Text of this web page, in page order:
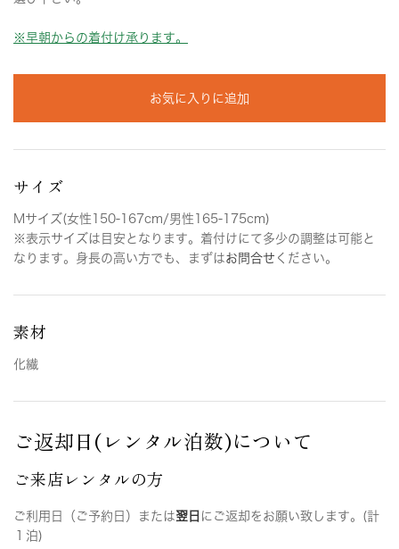
※早朝からの着付け承ります。
お気に入りに追加
サイズ
Mサイズ(女性150-167cm/男性165-175cm)
※表示サイズは目安となります。着付けにて多少の調整は可能と
なります。身長の高い方でも、まずはお問合せ ください。
素材
化繊
ご返却日(レンタル泊数)について
ご来店レンタルの方
ご利用日（ご予約日）または翌日 にご返却をお願い致します。(計
１泊)